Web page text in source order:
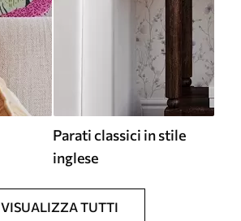
Parati classici in stile
inglese
VISUALIZZA TUTTI